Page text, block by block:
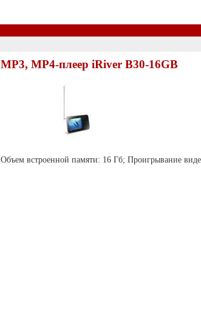
MP3, MP4-плеер iRiver B30-16GB
Объем встроенной памяти: 16 Гб; Проигрывание